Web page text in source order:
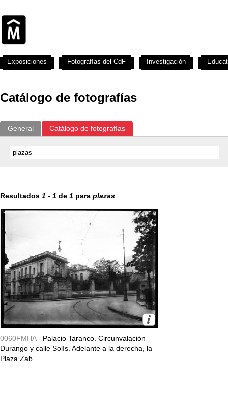
Catálogo de fotografías
General Catálogo de fotografías
Resultados 1 - 1 de 1 para plazas
0060FMHA - Palacio Taranco. Circunvalación
Durango y calle Solís. Adelante a la derecha, la
Plaza Zab...
Exposiciones Fotografías del CdF Investigación